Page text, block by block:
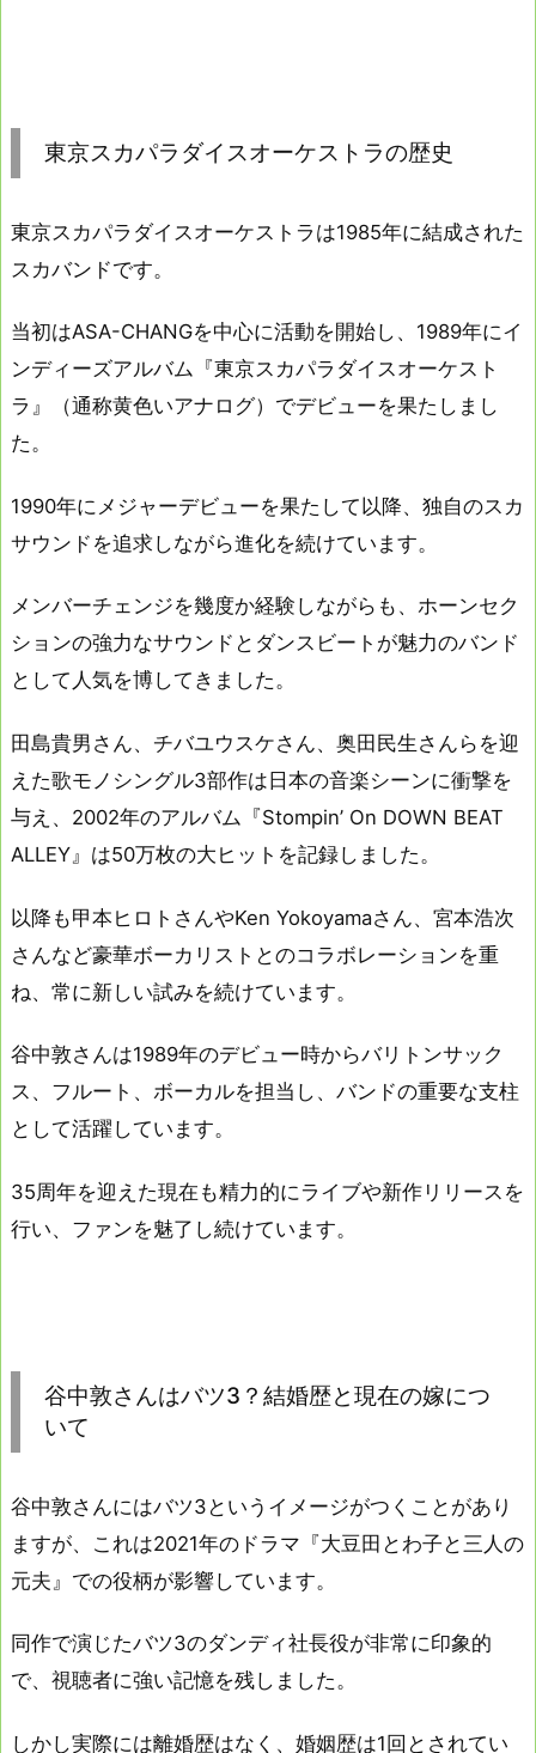
東京スカパラダイスオーケストラの歴史
東京スカパラダイスオーケストラは1985年に結成された
スカバンドです。
当初はASA-CHANGを中心に活動を開始し、1989年にイ
ンディーズアルバム『東京スカパラダイスオーケスト
ラ』（通称黄色いアナログ）でデビューを果たしまし
た。
1990年にメジャーデビューを果たして以降、独自のスカ
サウンドを追求しながら進化を続けています。
メンバーチェンジを幾度か経験しながらも、ホーンセク
ションの強力なサウンドとダンスビートが魅力のバンド
として人気を博してきました。
田島貴男さん、チバユウスケさん、奥田民生さんらを迎
えた歌モノシングル3部作は日本の音楽シーンに衝撃を
与え、2002年のアルバム『Stompin’ On DOWN BEAT
ALLEY』は50万枚の大ヒットを記録しました。
以降も甲本ヒロトさんやKen Yokoyamaさん、宮本浩次
さんなど豪華ボーカリストとのコラボレーションを重
ね、常に新しい試みを続けています。
谷中敦さんは1989年のデビュー時からバリトンサック
ス、フルート、ボーカルを担当し、バンドの重要な支柱
として活躍しています。
35周年を迎えた現在も精力的にライブや新作リリースを
行い、ファンを魅了し続けています。
谷中敦さんはバツ3？結婚歴と現在の嫁につ
いて
谷中敦さんにはバツ3というイメージがつくことがあり
ますが、これは2021年のドラマ『大豆田とわ子と三人の
元夫』での役柄が影響しています。
同作で演じたバツ3のダンディ社長役が非常に印象的
で、視聴者に強い記憶を残しました。
しかし実際には離婚歴はなく、婚姻歴は1回とされてい